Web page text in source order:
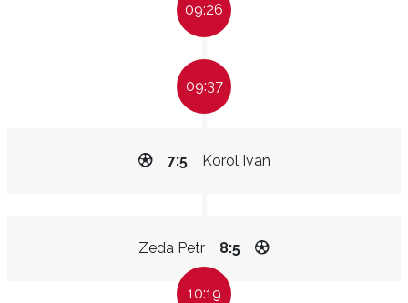
09:26
09:37
Korol Ivan
7:5
Zeda Petr 8:5
10:19